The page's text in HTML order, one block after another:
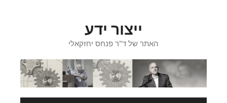
ייצור ידע
האתר של ד"ר פנחס יחזקאלי